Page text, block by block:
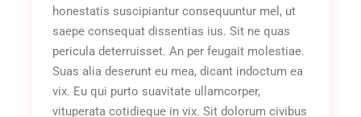
honestatis suscipiantur consequuntur mel, ut
saepe consequat dissentias ius. Sit ne quas
pericula deterruisset. An per feugait molestiae.
Suas alia deserunt eu mea, dicant indoctum ea
vix. Eu qui purto suavitate ullamcorper,
vituperata cotidieque in vix. Sit dolorum civibus